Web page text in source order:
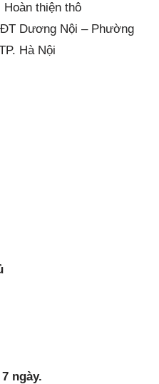
thiện thô
Dương Nội – Phường
Hà Nội
ngày.